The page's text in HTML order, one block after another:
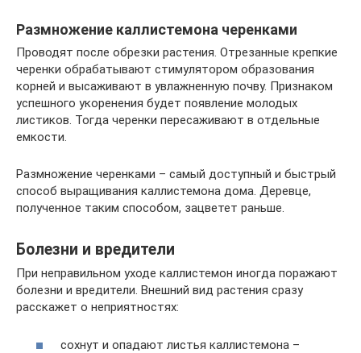
Размножение каллистемона черенками
Проводят после обрезки растения. Отрезанные крепкие
черенки обрабатывают стимулятором образования
корней и высаживают в увлажненную почву. Признаком
успешного укоренения будет появление молодых
листиков. Тогда черенки пересаживают в отдельные
емкости.
Размножение черенками – самый доступный и быстрый
способ выращивания каллистемона дома. Деревце,
полученное таким способом, зацветет раньше.
Болезни и вредители
При неправильном уходе каллистемон иногда поражают
болезни и вредители. Внешний вид растения сразу
расскажет о неприятностях:
сохнут и опадают листья каллистемона –